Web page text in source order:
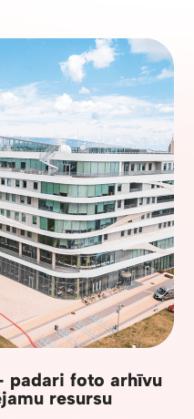
padari foto arhīvu
resursu